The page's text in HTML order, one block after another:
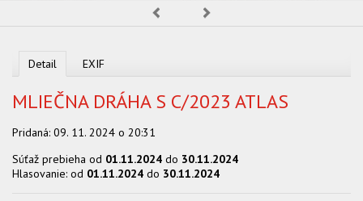
WORKSHOPY
Detail EXIF
MLIEČNA DRÁHA S C/2023 ATLAS
Pridaná: 09. 11. 2024 o 20:31
Súťaž prebieha od 01.11.2024 do 30.11.2024
Hlasovanie: od 01.11.2024 do 30.11.2024